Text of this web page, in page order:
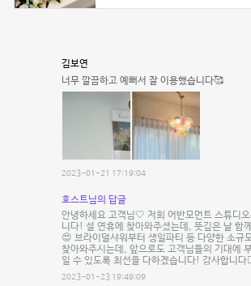
김보연
너무 깔끔하고 예뻐서 잘 이용했습니다🥰
2023-01-21 17:19:04
호스트님의 답글
안녕하세요 고객님🤍 저희 어반모먼트 스튜디
니다! 설 연휴에 찾아와주셨는데, 뜻깊은 날 함
😍 브라이덜샤워부터 생일파티 등 다양한 소규
찾아와주시는데, 앞으로도 고객님들의 기대에
일 수 있도록 최선을 다하겠습니다! 감사합니다
2023-01-23 19:49:09